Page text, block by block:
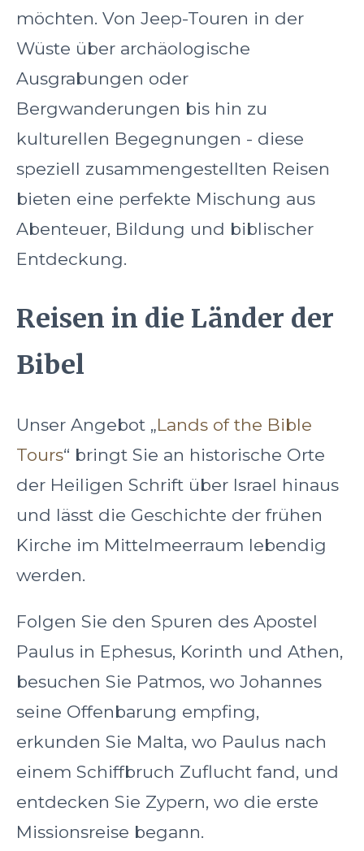
möchten. Von Jeep-Touren in der
Wüste über archäologische
Ausgrabungen oder
Bergwanderungen bis hin zu
kulturellen Begegnungen - diese
speziell zusammengestellten Reisen
bieten eine perfekte Mischung aus
Abenteuer, Bildung und biblischer
Entdeckung.
Reisen in die Länder der
Bibel
Unser Angebot „Lands of the Bible
Tours“ bringt Sie an historische Orte
der Heiligen Schrift über Israel hinaus
und lässt die Geschichte der frühen
Kirche im Mittelmeerraum lebendig
werden.
Folgen Sie den Spuren des Apostel
Paulus in Ephesus, Korinth und Athen,
besuchen Sie Patmos, wo Johannes
seine Offenbarung empfing,
erkunden Sie Malta, wo Paulus nach
einem Schiffbruch Zuflucht fand, und
entdecken Sie Zypern, wo die erste
Missionsreise begann.